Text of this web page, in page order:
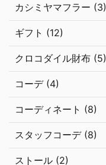
カシミヤマフラー (3)
ギフト (12)
クロコダイル財布 (5)
コーデ (4)
コーディネート (8)
スタッフコーデ (8)
ストール (2)